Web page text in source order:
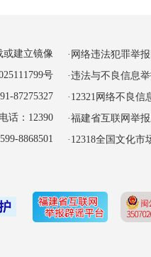
或建立镜像
号
87275327
话：12390
8868501
·网络违法犯罪举
·违法与不良信息
·12321网络不良
·福建省互联网举
·12318全国文化市